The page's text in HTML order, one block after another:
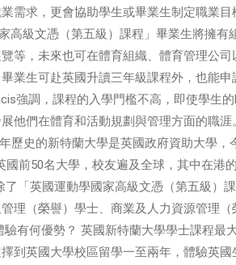
需求，更會協助學生或畢業生制定職業目
高級文憑（第五級）課程」畢業生將擁有
等，未來也可在體育組織、體育管理公
業生可赴英國升讀三年級課程外，也能
強調，課程的入學門檻不高，即使學生的
他們在體育和活動規劃與管理方面的職涯
歷史的新特蘭大學是英國政府資助大學，
國前50名大學，校友遍及全球，其中在港
「英國運動學國家高級文憑（第五級）
理（榮譽）學士、商業及人力資源管理
有何優勢？ 英國新特蘭大學學士課程最
到英國大學校區留學一至兩年，體驗英國